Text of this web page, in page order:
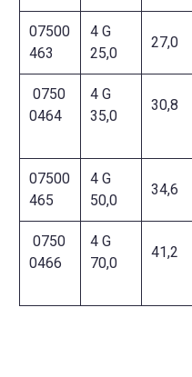
07500
463
4 G
25,0
27,0
0750
0464
4 G
35,0
30,8
07500
465
4 G
50,0
34,6
0750
0466
4 G
70,0
41,2